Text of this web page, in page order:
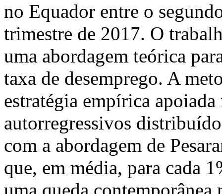
no Equador entre o
trimestre de 2017. O
uma abordagem teórica
taxa de desemprego. A
estratégia empírica
autorregressivos
com a abordagem de
que, em média, para cada